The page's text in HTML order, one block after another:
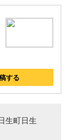
する
生町日生